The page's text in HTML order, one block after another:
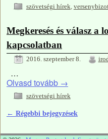
szövetségi hírek,
Megkeresés és válasz a
kapcsolatban
2016. szeptember 8.
…
Olvasd tovább →
szövetségi hírek
Bejegyzés navigáció
← Régebbi bejegyzések